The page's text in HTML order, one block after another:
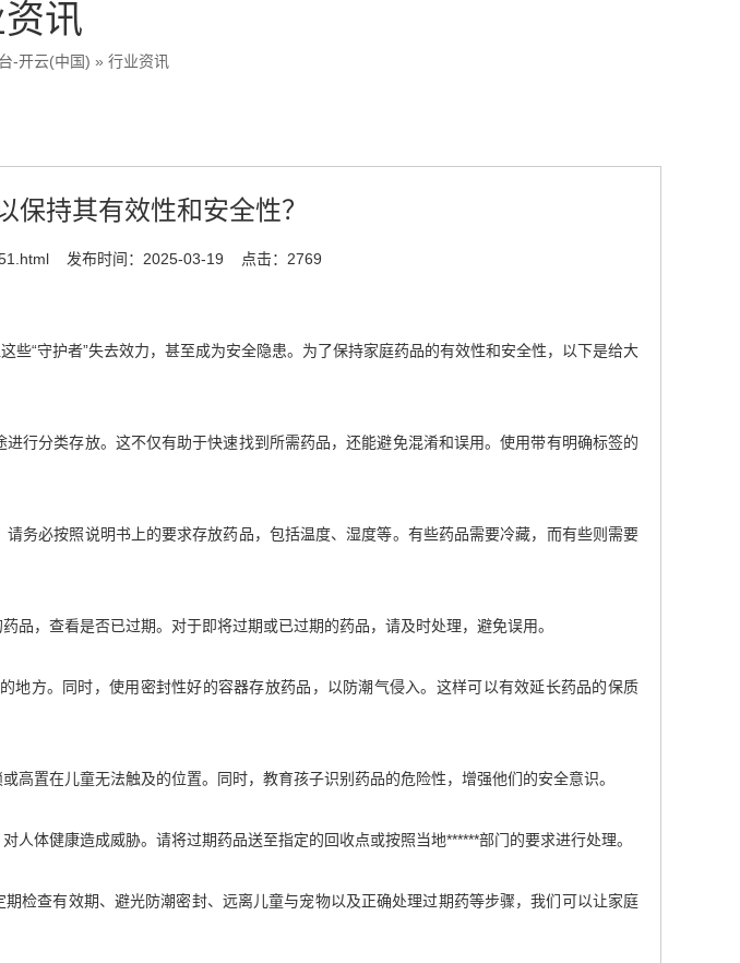
讯
-开云(中国) » 行业资讯
保持其有效性和安全性？
发布时间：2025-03-19
点击：2769
“守护者”失去效力，甚至成为安全隐患。为了保持家庭药品的有效性和安全性，以下是给大
行分类存放。这不仅有助于快速找到所需药品，还能避免混淆和误用。使用带有明确标签的
务必按照说明书上的要求存放药品，包括温度、湿度等。有些药品需要冷藏，而有些则需要
，查看是否已过期。对于即将过期或已过期的药品，请及时处理，避免误用。
方。同时，使用密封性好的容器存放药品，以防潮气侵入。这样可以有效延长药品的保质
置在儿童无法触及的位置。同时，教育孩子识别药品的危险性，增强他们的安全意识。
体健康造成威胁。请将过期药品送至指定的回收点或按照当地******部门的要求进行处理。
检查有效期、避光防潮密封、远离儿童与宠物以及正确处理过期药等步骤，我们可以让家庭